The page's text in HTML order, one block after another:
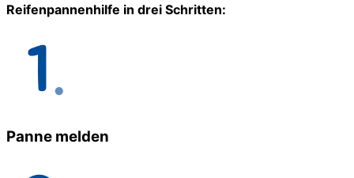
Reifenpannenhilfe in drei Schritten:
Panne melden